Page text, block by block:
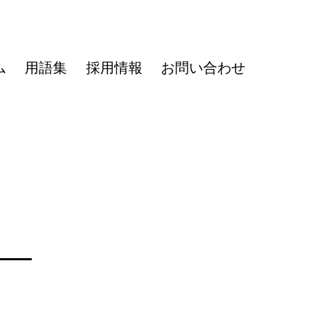
用語集 採用情報 お問い合わせ